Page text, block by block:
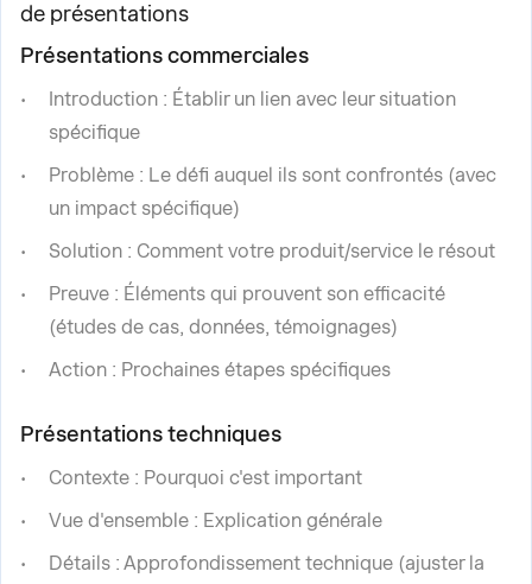
de présentations
Présentations commerciales
Introduction : Établir un lien avec leur situation
spécifique
Problème : Le défi auquel ils sont confrontés (avec
un impact spécifique)
Solution : Comment votre produit/service le résout
Preuve : Éléments qui prouvent son efficacité
(études de cas, données, témoignages)
Action : Prochaines étapes spécifiques
Présentations techniques
Contexte : Pourquoi c'est important
Vue d'ensemble : Explication générale
Détails : Approfondissement technique (ajuster la